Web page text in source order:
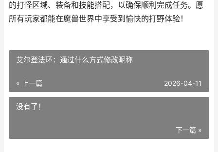
的打怪区域、装备和技能搭配，以确保顺利完成任务。愿
所有玩家都能在魔兽世界中享受到愉快的打野体验！
艾尔登法环：通过什么方式修改昵称
« 上一篇 2026-04-11
没有了！
下一篇 »